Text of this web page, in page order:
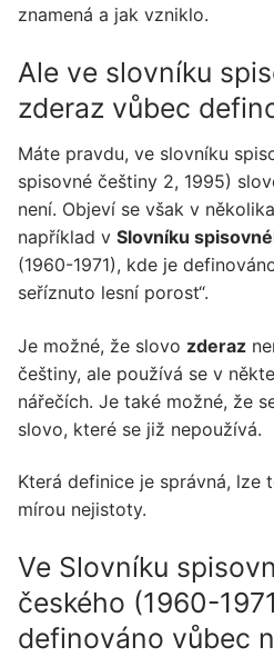
znamená a jak vzniklo.
Ale ve slovníku
zderaz vůbec
Máte pravdu, ve slovníku
spisovné češtiny 2, 1995)
není. Objeví se však v
například v Slovníku
(1960-1971), kde je
seříznuto lesní porost“.
Je možné, že slovo zderaz
češtiny, ale používá se v
nářečích. Je také možné, že
slovo, které se již nepoužívá.
Která definice je správná, lze
mírou nejistoty.
Ve Slovníku
českého (1960-
definováno vůbec